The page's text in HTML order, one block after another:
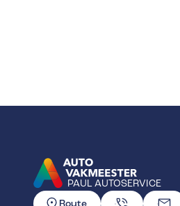
PAUL AUTOSERVICE
GA NAAR DE HOMEPAGINA
Route